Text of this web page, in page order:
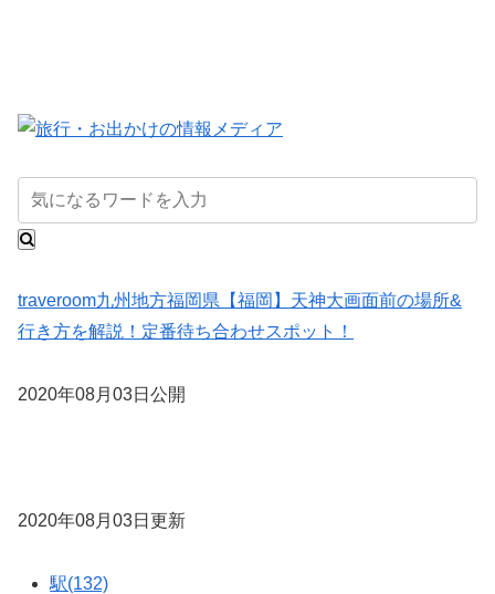
traveroom九州地方福岡県 【福岡】天神大画面前の場所&
行き方を解説！定番待ち合わせスポット！
2020年08月03日公開
2020年08月03日更新
駅(132)